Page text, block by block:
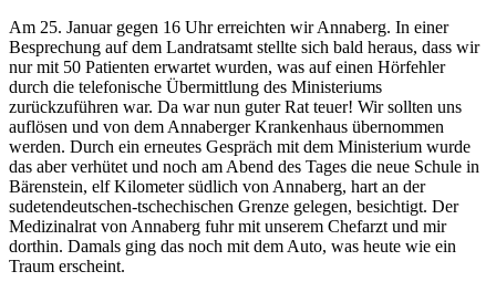
Am 25. Januar gegen 16 Uhr erreichten wir Annaberg. In einer
Besprechung auf dem Landratsamt stellte sich bald heraus, dass wir
nur mit 50 Patienten erwartet wurden, was auf einen Hörfehler
durch die telefonische Übermittlung des Ministeriums
zurückzuführen war. Da war nun guter Rat teuer! Wir sollten uns
auflösen und von dem Annaberger Krankenhaus übernommen
werden. Durch ein erneutes Gespräch mit dem Ministerium wurde
das aber verhütet und noch am Abend des Tages die neue Schule in
Bärenstein, elf Kilometer südlich von Annaberg, hart an der
sudetendeutschen-tschechischen Grenze gelegen, besichtigt. Der
Medizinalrat von Annaberg fuhr mit unserem Chefarzt und mir
dorthin. Damals ging das noch mit dem Auto, was heute wie ein
Traum erscheint.